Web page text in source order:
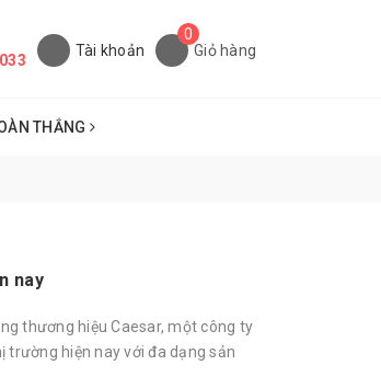
Tài khoản
0
Giỏ hàng
THẮNG
nay
thương hiệu Caesar, một công ty
hiện nay với đa dạng sản